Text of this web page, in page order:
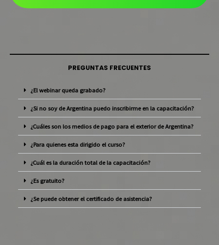
PREGUNTAS FRECUENTES
¿El webinar queda grabado?
¿Si no soy de Argentina puedo inscribirme en la capacitación?
¿Cuáles son los medios de pago para el exterior de Argentina?
¿Para quienes esta dirigido el curso?
¿Cuál es la duración total de la capacitación?
¿Es gratuito?
¿Se puede obtener el certificado de asistencia?